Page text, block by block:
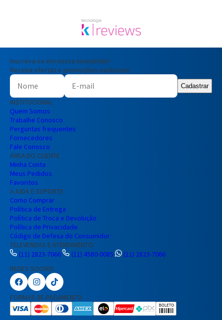
Inscreva-se em nossa newsletter!
Receba ofertas e promoções exclusivas
Cadastrar
INSTITUCIONAL
Quem Somos
Trabalhe Conosco
Perguntas frequentes
Fornecedores
Fale Conosco
ÁREA DO CLIENTE
Minha Conta
Meus Pedidos
Favoritos
AJUDA E SUPORTE
Como Comprar
Política de Entrega
Política de Troca e Devolução
Política de Privacidade
Código de Defesa do Consumidor
TELEVENDAS E ATENDIMENTO
(11) 2823-7066
(11) 4580-0085
(11) 2823-7066
REDES SOCIAIS
FORMAS DE PAGAMENTO
Nome Completo